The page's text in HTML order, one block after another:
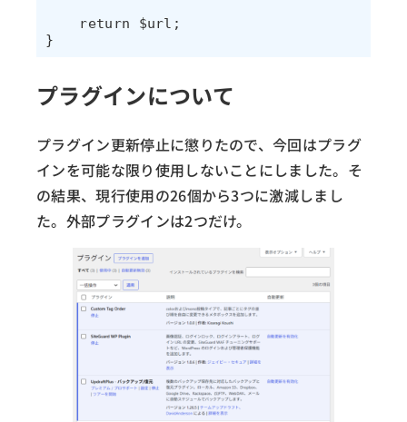
プラグインについて
プラグイン更新停止に懲りたので、今回はプラグ
インを可能な限り使用しないことにしました。そ
の結果、現行使用の26個から3つに激減しまし
た。外部プラグインは2つだけ。